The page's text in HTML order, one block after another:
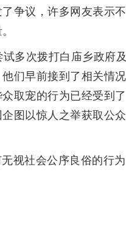
争议，许多网友表示不
多次拨打白庙乡政府及
们早前接到了相关情况
取宠的行为已经受到了
图以惊人之举获取公众
视社会公序良俗的行为